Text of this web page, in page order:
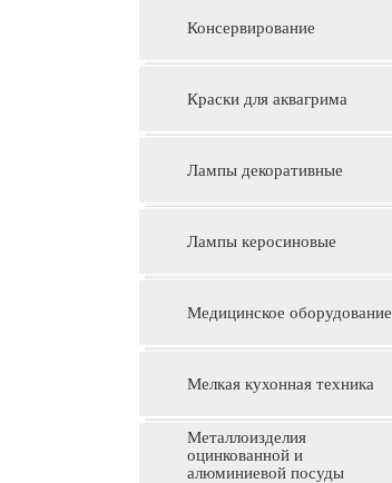
Консервирование
Краски для аквагрима
Лампы декоративные
Лампы керосиновые
Медицинское оборудование
Мелкая кухонная техника
Металлоизделия
оцинкованной и
алюминиевой посуды